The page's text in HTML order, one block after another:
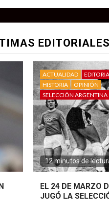
EDITORIALES
ACTUALIDAD
HISTORIA
OPINIÓN
SELECCIÓN ARGENTINA
12 minutos de
EL 24 DE MARZO
JUGÓ LA